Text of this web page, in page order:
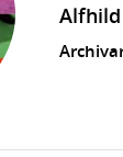
Alfhild